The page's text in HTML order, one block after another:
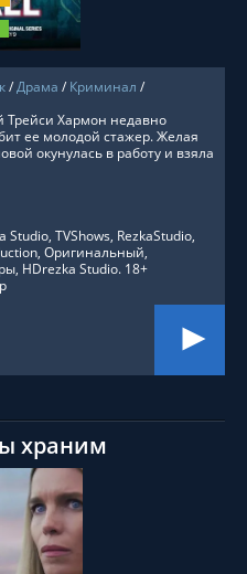
/Драма / Криминал /
Хармон недавно
ее молодой стажер. Желая
окунулась в работу и взяла
Studio, TVShows, RezkaStudio,
Оригинальный,
HDrezka Studio. 18+
храним